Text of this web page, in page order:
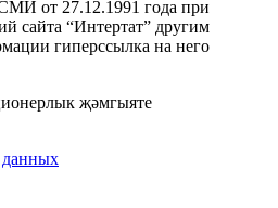
от 27.12.1991 года при
сайта “Интертат” другим
гиперссылка на него
җәмгыяте
данных